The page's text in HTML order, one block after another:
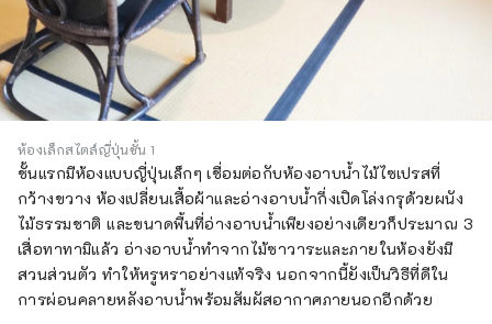
ห้องเล็กสไตล์ญี่ปุ่นชั้น 1
ชั้นแรกมีห้องแบบญี่ปุ่นเล็กๆ เชื่อมต่อกับห้องอาบน้ำไม้ไซเปรสที่
กว้างขวาง ห้องเปลี่ยนเสื้อผ้าและอ่างอาบน้ำกึ่งเปิดโล่งกรุด้วยผนัง
ไม้ธรรมชาติ และขนาดพื้นที่อ่างอาบน้ำเพียงอย่างเดียวก็ประมาณ 3
เสื่อทาทามิแล้ว อ่างอาบน้ำทำจากไม้ซาวาระและภายในห้องยังมี
สวนส่วนตัว ทำให้หรูหราอย่างแท้จริง นอกจากนี้ยังเป็นวิธีที่ดีใน
การผ่อนคลายหลังอาบน้ำพร้อมสัมผัสอากาศภายนอกอีกด้วย